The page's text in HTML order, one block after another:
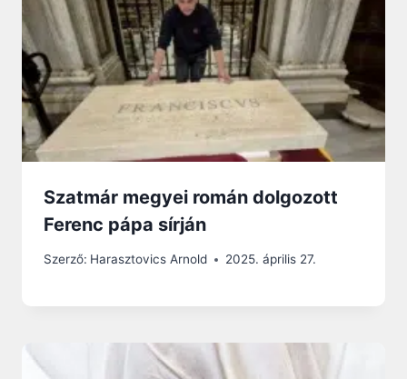
Szatmár megyei román dolgozott
Ferenc pápa sírján
Szerző: Harasztovics Arnold 2025. április 27.